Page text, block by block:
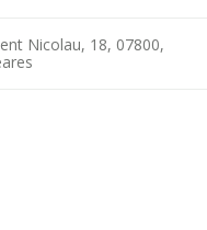
Nicolau, 18, 07800,